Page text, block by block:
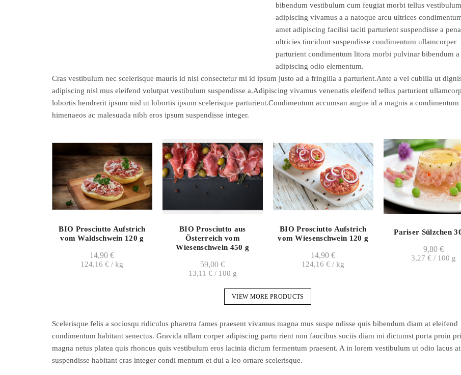
bibendum vestibulum cum feugiat morbi tellus vestibulum
adipiscing vivamus a a natoque arcu ultrices
amet adipiscing facilisi taciti parturient suspendisse a
ultricies tincidunt suspendisse condimentum ullamcorper
parturient condimentum litora morbi pulvinar bibendum a
adipiscing odio elementum.
Cras vestibulum nec scelerisque mauris id nisi consectetur mi id ipsum justo ad a fringilla a parturient.Ante a vel cubilia ut
adipiscing nisl mus eleifend volutpat vestibulum suspendisse a.Adipiscing vivamus venenatis eleifend tellus parturient
lobortis hendrerit ipsum nisl ut lobortis ipsum scelerisque parturient.Condimentum accumsan augue id a magnis a condimentum
himenaeos ac malesuada nibh eros ipsum suspendisse integer.
BIO Prosciutto Aufstrich
vom Waldschwein 120 g
14,90€
124,16€ /kg
BIO Prosciutto aus
Österreich vom
Wiesenschwein 450 g
59,00€
13,11 €/ 100 g
BIO Prosciutto Aufstrich
vom Wiesenschwein 120 g
14,90€
124,16€ /kg
Pariser Sülzchen
9,80€
3,27€ / 100 g
VIEW MORE PRODUCTS
Scelerisque felis a sociosqu ridiculus pharetra fames praesent vivamus magna mus suspe ndisse quis bibendum diam at eleifend
condimentum habitant senectus. Gravida ullam corper adipiscing partu rient non faucibus sociis diam mi dictumst porta proin
magna netus platea quis rhoncus quis vestibulum eros lacinia dictum fermentum praesent. A in lorem vestibulum ut odio lacus at
suspendisse habitant cras integer condi mentum et dui a leo ornare scelerisque.